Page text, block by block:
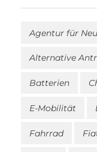
Agentur für
Alternative
Batterien
E-Mobilität
Fahrrad